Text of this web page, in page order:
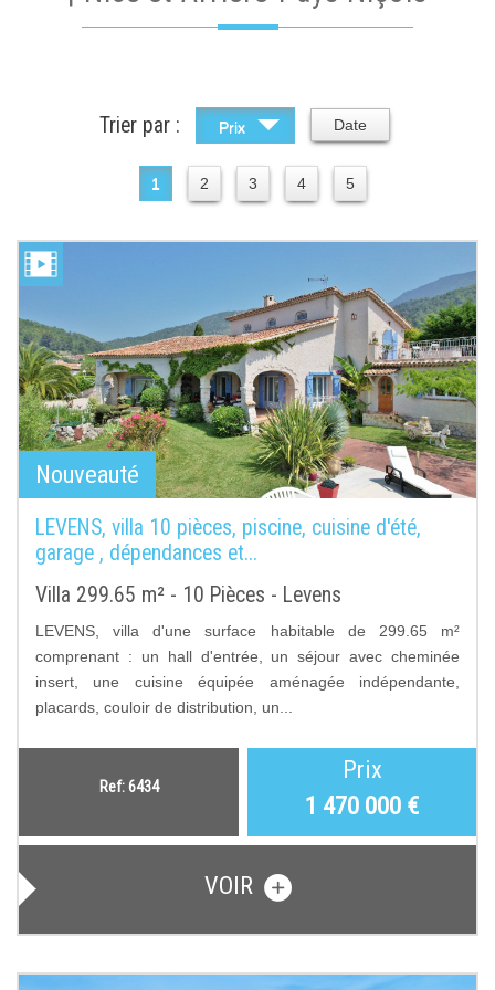
Trier par : Prix Date
1 2 3 4 5
Nouveauté
LEVENS, villa 10 pièces, piscine, cuisine d'été,
garage , dépendances et...
Villa 299.65 m² - 10 Pièces - Levens
LEVENS, villa d'une surface habitable de 299.65 m²
comprenant : un hall d'entrée, un séjour avec cheminée
insert, une cuisine équipée aménagée indépendante,
placards, couloir de distribution, un...
Ref: 6434
Prix
1 470 000 €
VOIR